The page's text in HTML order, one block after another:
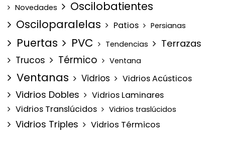
Novedades
Oscilobatientes
Osciloparalelas
Patios Persianas
Puertas PVC Tendencias Terrazas
Trucos Térmico Ventana
Ventanas Vidrios Vidrios Acústicos
Vidrios Dobles
Vidrios Laminares
Vidrios Translúcidos
Vidrios traslúcidos
Vidrios Triples Vidrios Térmicos